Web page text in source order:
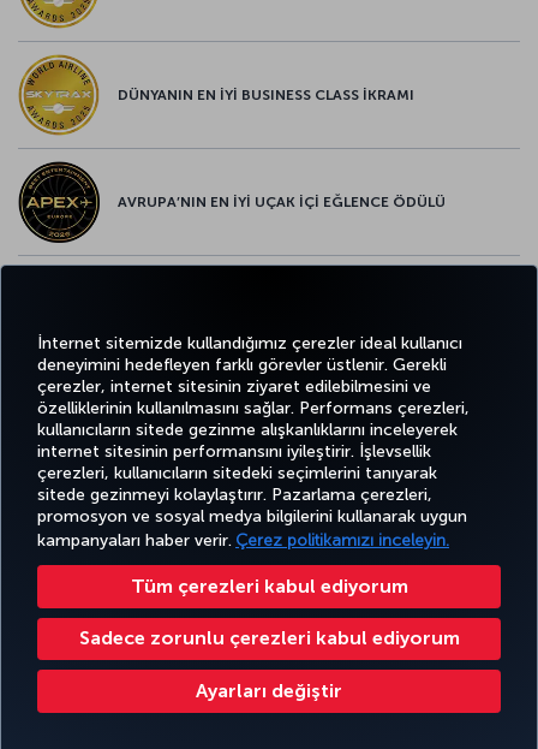
İnternet sitemizde kullandığımız çerezler ideal kullanıcı
deneyimini hedefleyen farklı görevler üstlenir. Gerekli
çerezler, internet sitesinin ziyaret edilebilmesini ve
özelliklerinin kullanılmasını sağlar. Performans çerezleri,
kullanıcıların sitede gezinme alışkanlıklarını inceleyerek
internet sitesinin performansını iyileştirir. İşlevsellik
çerezleri, kullanıcıların sitedeki seçimlerini tanıyarak
sitede gezinmeyi kolaylaştırır. Pazarlama çerezleri,
promosyon ve sosyal medya bilgilerini kullanarak uygun
kampanyaları haber verir. Çerez politikamızı inceleyin.
Tüm çerezleri kabul ediyorum
Sadece zorunlu çerezleri kabul ediyorum
Ayarları değiştir
DÜNYANIN EN İYİ BUSINESS CLASS İKRAMI
AVRUPA’NIN EN İYİ UÇAK İÇİ EĞLENCE ÖDÜLÜ
TwitterFacebook
Instagram
YoutubeLinkedIn
TiktokBlogPinterest
BİLET
AL VE
YÖNET
DENEYİM
FIRSATLAR
VE UÇUŞ
NOKTALARI
YARDIM MILES&SMILES
Bilgi Toplumu Hizmetleri Erişilebilirlik Gizlilik ve Çerez Politikası Yasal Uyarı Yolcu Hakları
Çerez Ayarlarını Değiştir +99412 404 88 49
Türk Hava Yolları A.O. Her hakkı saklıdır. © 1996 - 2026